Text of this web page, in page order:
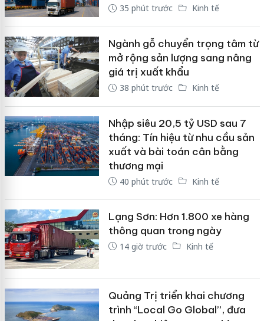
35 phút trước Kinh tế
Ngành gỗ chuyển trọng tâm từ
mở rộng sản lượng sang nâng
giá trị xuất khẩu
38 phút trước Kinh tế
Nhập siêu 20,5 tỷ USD sau 7
tháng: Tín hiệu từ nhu cầu sản
xuất và bài toán cân bằng
thương mại
40 phút trước Kinh tế
Lạng Sơn: Hơn 1.800 xe hàng
thông quan trong ngày
14 giờ trước Kinh tế
Quảng Trị triển khai chương
trình “Local Go Global”, đưa